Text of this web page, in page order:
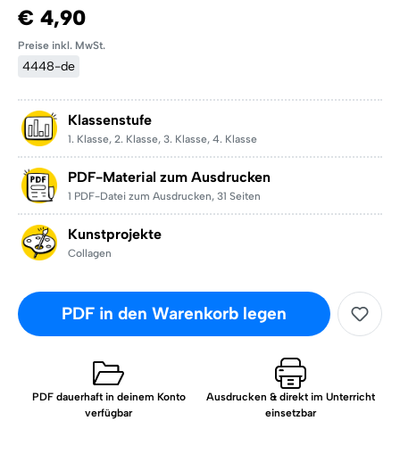
€ 4,90
Preise inkl. MwSt.
4448-de
Klassenstufe
1. Klasse, 2. Klasse, 3. Klasse, 4. Klasse
PDF-Material zum Ausdrucken
1 PDF-Datei zum Ausdrucken, 31 Seiten
Kunstprojekte
Collagen
PDF in den Warenkorb legen
PDF dauerhaft in deinem Konto
verfügbar
Ausdrucken & direkt im Unterricht
einsetzbar